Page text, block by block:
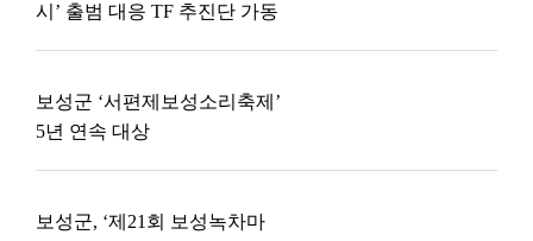
시’ 출범 대응 TF 추진단 가동
보성군 ‘서편제보성소리축제’
5년 연속 대상
보성군, ‘제21회 보성녹차마